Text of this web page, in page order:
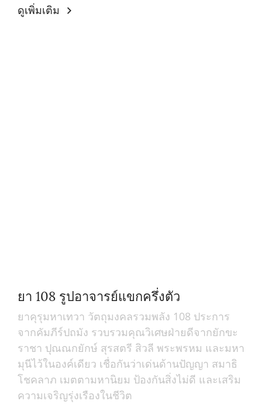
ดูเพิ่มเติม
ยา 108 รูปอาจารย์แขกครึ่งตัว
ยาคุรุมหาเทวา วัตถุมงคลรวมพลัง 108 ประการ
จากคัมภีร์ปถมัง รวบรวมคุณวิเศษฝ่ายดีจากยักขะ
ราชา ปุณณกยักษ์ สุรสตรี สิวลี พระพรหม และมหา
มุนีไว้ในองค์เดียว เชื่อกันว่าเด่นด้านปัญญา สมาธิ
โชคลาภ เมตตามหานิยม ป้องกันสิ่งไม่ดี และเสริม
ความเจริญรุ่งเรืองในชีวิต